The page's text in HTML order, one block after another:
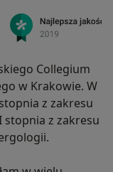
Collegium
w Krakowie. W
z zakresu
stopnia z zakresu